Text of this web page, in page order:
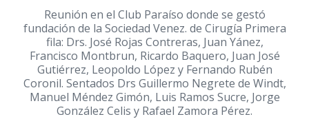
Reunión en el Club Paraíso donde se gestó
fundación de la Sociedad Venez. de Cirugía Primera
fila: Drs. José Rojas Contreras, Juan Yánez,
Francisco Montbrun, Ricardo Baquero, Juan José
Gutiérrez, Leopoldo López y Fernando Rubén
Coronil. Sentados Drs Guillermo Negrete de Windt,
Manuel Méndez Gimón, Luis Ramos Sucre, Jorge
González Celis y Rafael Zamora Pérez.